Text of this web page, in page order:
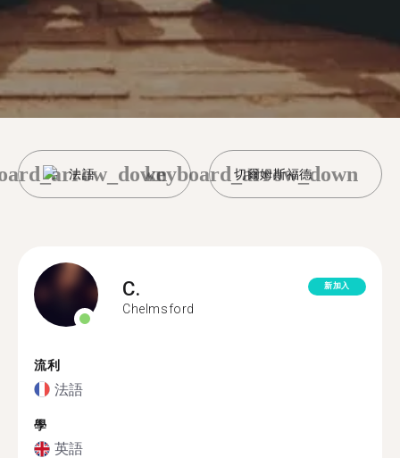
法語 切爾姆斯福德
keyboard_arrow_down
C.
Chelmsford
新加入
流利
法語
學
英語